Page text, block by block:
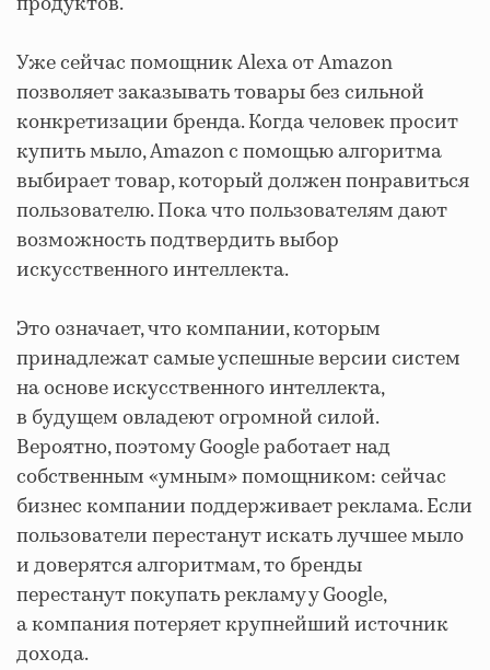
Уже сейчас помощник Alexa от Amazon
позволяет заказывать товары без сильной
конкретизации бренда. Когда человек просит
купить мыло, Amazon с помощью алгоритма
выбирает товар, который должен понравиться
пользователю. Пока что пользователям дают
возможность подтвердить выбор
искусственного интеллекта.
Это означает, что компании, которым
принадлежат самые успешные версии систем
на основе искусственного интеллекта,
в будущем овладеют огромной силой.
Вероятно, поэтому Google работает над
собственным «умным» помощником: сейчас
бизнес компании поддерживает реклама. Если
пользователи перестанут искать лучшее мыло
и доверятся алгоритмам, то бренды
перестанут покупать рекламу у Google,
а компания потеряет крупнейший источник
дохода.